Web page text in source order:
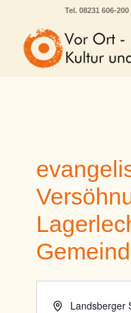
Tel. 08231 606-200
AdresseLandsberger